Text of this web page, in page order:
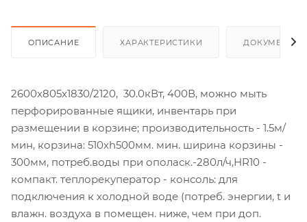
ОПИСАНИЕ ХАРАКТЕРИСТИКИ ДОКУМЕНТЫ
2600x805x1830/2120, 30.0кВт, 400В, можно мыть
перфорированные ящики, инвентарь при
размещении в корзине; производительность - 1.5м/
мин, корзина: 510хh500мм. мин. ширина корзины -
300мм, потреб.воды при ополаск.-280л/ч,HR10 -
компакт. теплорекуператор - консоль: для
подключения к холодной воде (потреб. энергии, t и
влажн. воздуха в помещен. ниже, чем при доп.